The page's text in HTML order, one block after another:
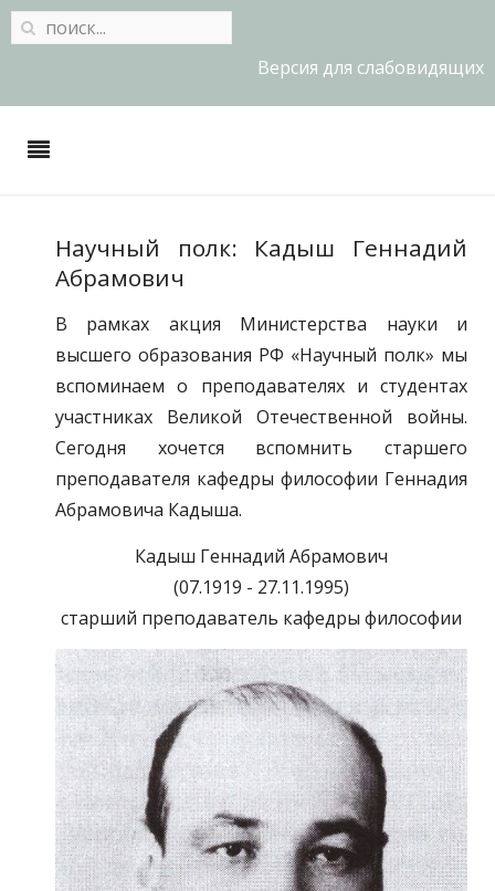
Версия для слабовидящих
Научный полк: Кадыш Геннадий
Абрамович
В рамках акция Министерства науки и
высшего образования РФ «Научный полк» мы
вспоминаем о преподавателях и студентах
участниках Великой Отечественной войны.
Сегодня хочется вспомнить старшего
преподавателя кафедры философии Геннадия
Абрамовича Кадыша.
Кадыш Геннадий Абрамович
(07.1919 - 27.11.1995)
старший преподаватель кафедры философии